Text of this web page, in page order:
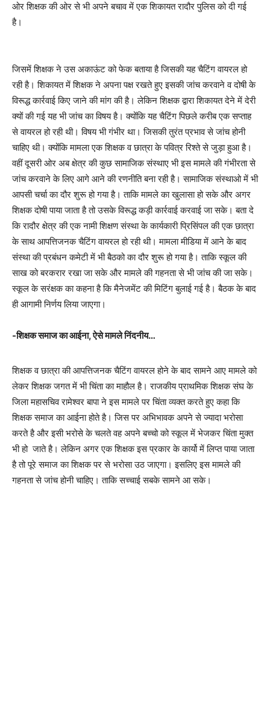
ओर शिक्षक की ओर से भी अपने बचाव में एक शिकायत रादौर पुलिस को दी गई
है।
जिसमें शिक्षक ने उस अकाऊंट को फेक बताया है जिसकी यह चैटिंग वायरल हो
रही है। शिकायत में शिक्षक ने अपना पक्ष रखते हुए इसकी जांच करवाने व दोषी के
विरूद्ध कार्रवाई किए जाने की मांग की है। लेकिन शिक्षक द्वारा शिकायत देने में देरी
क्यों की गई यह भी जांच का विषय है। क्योंकि यह चैटिंग पिछले करीब एक सप्ताह
से वायरल हो रही थी। विषय भी गंभीर था। जिसकी तुरंत प्रभाव से जांच होनी
चाहिए थी। क्योंकि मामला एक शिक्षक व छात्रा के पवित्र रिश्ते से जुड़ा हुआ है।
वहीं दूसरी ओर अब क्षेत्र की कुछ सामाजिक संस्थाए भी इस मामले की गंभीरता से
जांच करवाने के लिए आगे आने की रणनीति बना रही है। सामाजिक संस्थाओ में भी
आपसी चर्चा का दौर शुरू हो गया है। ताकि मामले का खुलासा हो सके और अगर
शिक्षक दोषी पाया जाता है तो उसके विरूद्ध कड़ी कार्रवाई करवाई जा सके। बता दे
कि रादौर क्षेत्र की एक नामी शिक्षण संस्था के कार्यकारी प्रिसिंपल की एक छात्रा
के साथ आपत्तिजनक चैटिंग वायरल हो रही थी। मामला मीडिया में आने के बाद
संस्था की प्रबंधन कमेटी में भी बैठको का दौर शुरू हो गया है। ताकि स्कूल की
साख को बरकरार रखा जा सके और मामले की गहनता से भी जांच की जा सके।
स्कूल के सरंक्षक का कहना है कि मैनेजमेंट की मिटिंग बुलाई गई है। बैठक के बाद
ही आगामी निर्णय लिया जाएगा।
-शिक्षक समाज का आईना, ऐसे मामले निंदनीय…
शिक्षक व छात्रा की आपत्तिजनक चैटिंग वायरल होने के बाद सामने आए मामले को
लेकर शिक्षक जगत में भी चिंता का माहौल है। राजकीय प्राथमिक शिक्षक संघ के
जिला महासचिव रामेश्वर बापा ने इस मामले पर चिंता व्यक्त करते हुए कहा कि
शिक्षक समाज का आईना होते है। जिस पर अभिभावक अपने से ज्यादा भरोसा
करते है और इसी भरोसे के चलते वह अपने बच्चो को स्कूल में भेजकर चिंता मुक्त
भी हो जाते है। लेकिन अगर एक शिक्षक इस प्रकार के कार्यो में लिप्त पाया जाता
है तो पूरे समाज का शिक्षक पर से भरोसा उठ जाएगा। इसलिए इस मामले की
गहनता से जांच होनी चाहिए। ताकि सच्चाई सबके सामने आ सके।